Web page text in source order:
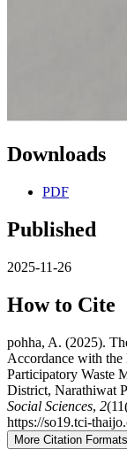
Downloads
PDF
Published
2025-11-26
How to Cite
pohha, A. (2025).
Accordance with
Participatory Waste
District, Narathiwat
Social Sciences, 2
https://so19.tci-
More Citation Formats